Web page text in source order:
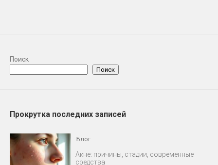
Поиск
Поиск
Прокрутка последних записей
Блог
Акне: причины, стадии, современные
средства